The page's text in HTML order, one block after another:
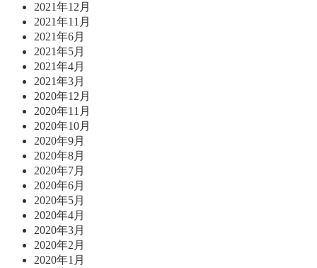
2021年12月
2021年11月
2021年6月
2021年5月
2021年4月
2021年3月
2020年12月
2020年11月
2020年10月
2020年9月
2020年8月
2020年7月
2020年6月
2020年5月
2020年4月
2020年3月
2020年2月
2020年1月